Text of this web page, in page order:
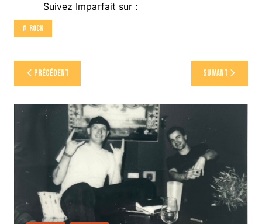
Suivez Imparfait sur :
Rock
Navigation
de
l’article
Précédent Suivant